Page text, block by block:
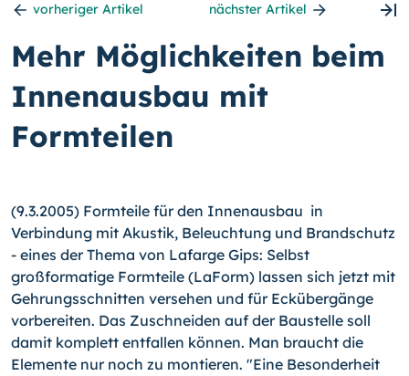
vorheriger Artikel nächster Artikel
Mehr Möglichkeiten beim
Innenausbau mit
Formteilen
(9.3.2005) Formteile für den Innenausbau in
Verbindung mit Akustik, Beleuchtung und Brandschutz
- eines der Thema von Lafarge Gips: Selbst
großformatige Formteile (LaForm) lassen sich jetzt mit
Gehrungsschnitten versehen und für Eckübergänge
vorbereiten. Das Zuschneiden auf der Baustelle soll
damit komplett entfallen können. Man braucht die
Elemente nur noch zu montieren. "Eine Besonderheit